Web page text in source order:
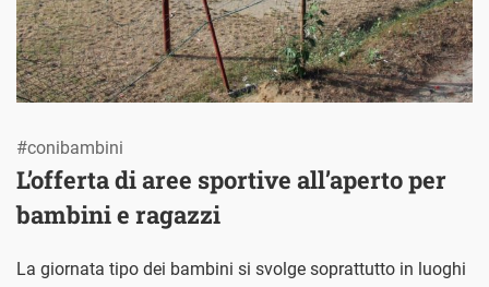
L’offerta di aree sportive all’aperto per
bambini e ragazzi
#conibambini
La giornata tipo dei bambini si svolge soprattutto in luoghi